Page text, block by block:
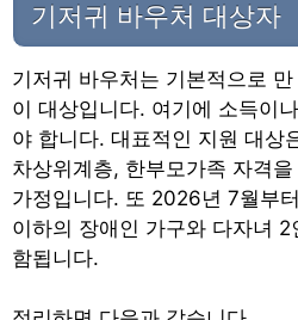
기저귀 바우처 대상자
기저귀 바우처는 기본적으로
이 대상입니다. 여기에 소득이
야 합니다. 대표적인 지원 대상
차상위계층, 한부모가족 자격
가정입니다. 또 2026년 7월부
이하의 장애인 가구와 다자녀
함됩니다.